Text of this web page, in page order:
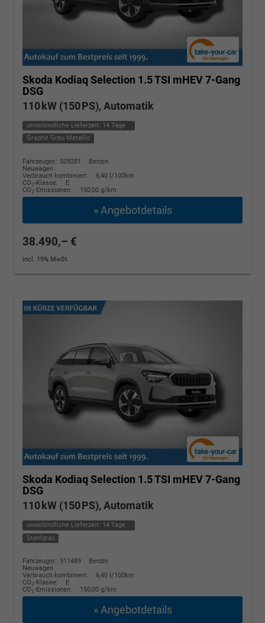
Skoda Kodiaq Selection 1.5 TSI mHEV 7-Gang
DSG
110 kW (150 PS), Automatik
unverbindliche Lieferzeit: 14 Tage
Graphit Grau Metallic
Fahrzeugnr.: 509281
Benzin
Neuwagen
Verbrauch kombiniert:
6,40 l/100km
CO2-Klasse:
E
CO2-Emissionen: 150,00 g/km
» Angebotdetails
38.490,– €
incl. 19% MwSt.
Skoda Kodiaq Selection 1.5 TSI mHEV 7-Gang
DSG
110 kW (150 PS), Automatik
unverbindliche Lieferzeit: 14 Tage
Stahlgrau
Fahrzeugnr.: 511489
Benzin
Neuwagen
Verbrauch kombiniert:
6,40 l/100km
CO2-Klasse:
E
CO2-Emissionen: 150,00 g/km
» Angebotdetails